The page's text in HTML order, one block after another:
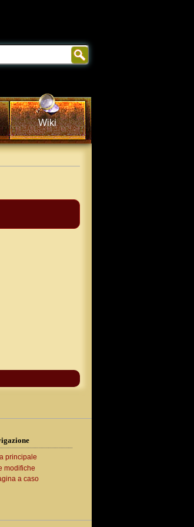
Wiki
principale
modifiche
a caso